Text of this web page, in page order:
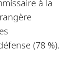
à la
(78 %).